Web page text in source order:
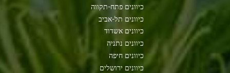
כיוונים פתח-תקווה
כיוונים תל-אביב
כיוונים אשדוד
כיוונים נתניה
כיוונים חיפה
כיוונים ירושלים